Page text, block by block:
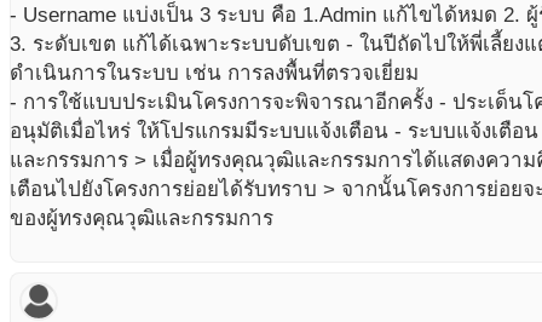
- Username แบ่งเป็น 3 ระบบ คือ 1.Admin แก้ไขได้หมด 2.
3. ระดับเขต แก้ได้เฉพาะระบบดับเขต - ในปีถัดไปให้พี่เลี้ยง
ดำเนินการในระบบ เช่น การลงพื้นที่ตรวจเยี่ยม
- การใช้แบบประเมินโครงการจะพิจารณาอีกครั้ง - ประเด็น
อนุมัติเมื่อไหร่ ให้โปรแกรมมีระบบแจ้งเตือน - ระบบแจ้งเตือ
และกรรมการ > เมื่อผู้ทรงคุณวุฒิและกรรมการได้แสดงควา
เตือนไปยังโครงการย่อยได้รับทราบ > จากนั้นโครงการย่อย
ของผู้ทรงคุณวุฒิและกรรมการ